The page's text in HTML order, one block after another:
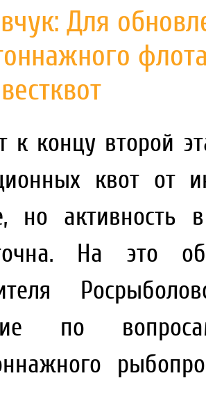
Для
к концу второй
квот от
но активность
На это
по